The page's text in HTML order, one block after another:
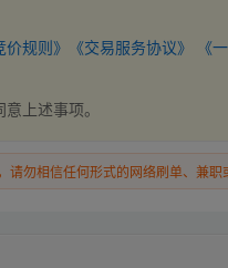
规则》 《交易服务协议》 《
上述事项。
勿相信任何形式的网络刷单、兼职